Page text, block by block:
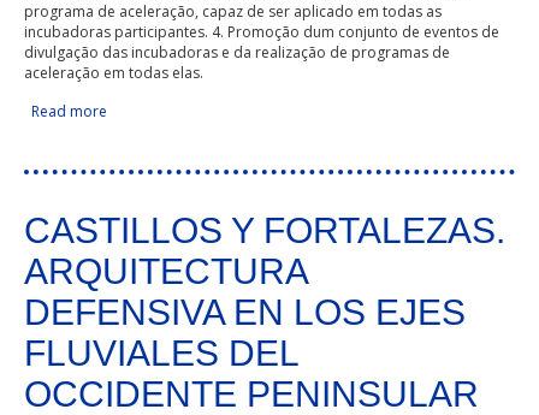
programa de aceleração, capaz de ser aplicado em todas as
incubadoras participantes. 4. Promoção dum conjunto de eventos de
divulgação das incubadoras e da realização de programas de
aceleração em todas elas.
Read more
CASTILLOS Y FORTALEZAS.
ARQUITECTURA
DEFENSIVA EN LOS EJES
FLUVIALES DEL
OCCIDENTE PENINSULAR